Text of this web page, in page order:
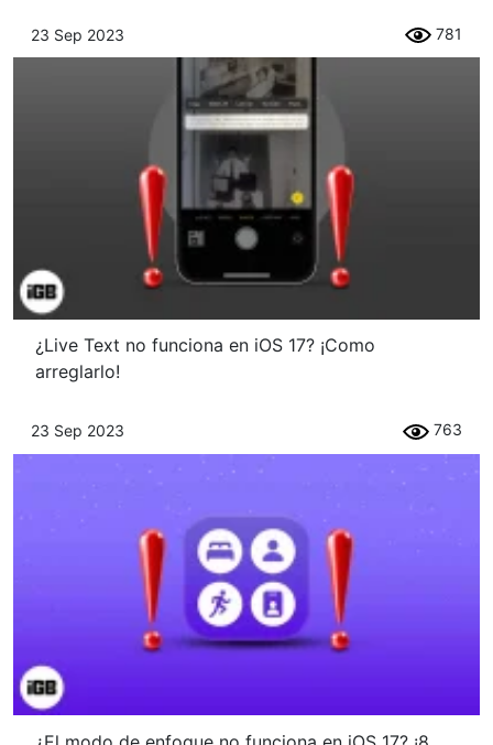
23 Sep 2023 781
¿Live Text no funciona en iOS 17? ¡Como
arreglarlo!
23 Sep 2023 763